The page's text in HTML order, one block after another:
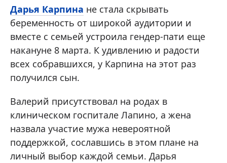
Дарья Карпина не стала скрывать
беременность от широкой аудитории и
вместе с семьей устроила гендер-пати еще
накануне 8 марта. К удивлению и радости
всех собравшихся, у Карпина на этот раз
получился сын.
Валерий присутствовал на родах в
клиническом госпитале Лапино, а жена
назвала участие мужа невероятной
поддержкой, сославшись в этом плане на
личный выбор каждой семьи. Дарья